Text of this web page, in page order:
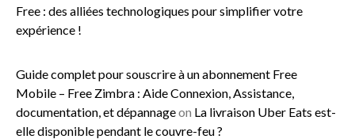
Free : des alliées technologiques pour simplifier votre
expérience !
Guide complet pour souscrire à un abonnement Free
Mobile – Free Zimbra : Aide Connexion, Assistance,
documentation, et dépannageon La livraison Uber Eats est-
elle disponible pendant le couvre-feu ?